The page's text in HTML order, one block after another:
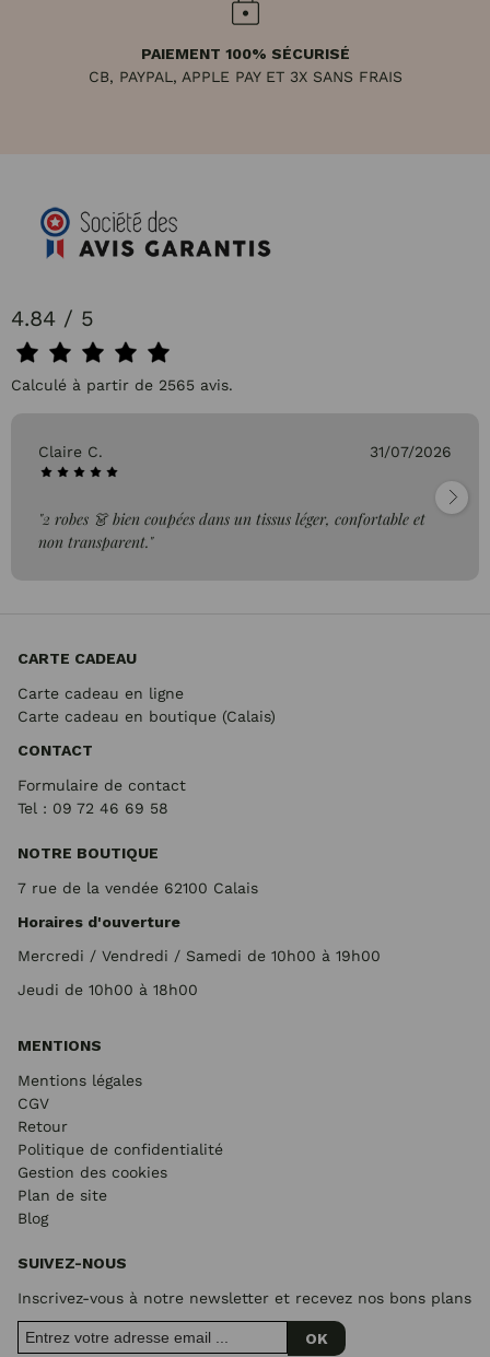
PAIEMENT 100% SÉCURISÉ
CB, PAYPAL, APPLE PAY ET 3X SANS FRAIS
4.84 / 5
Calculé à partir de 2565 avis.
Claire C. 31/07/2026
"2 robes 👗 bien coupées dans un tissus léger, confortable et
non transparent."
CARTE CADEAU
Carte cadeau en ligne
Carte cadeau en boutique (Calais)
CONTACT
Formulaire de contact
Tel : 09 72 46 69 58
NOTRE BOUTIQUE
7 rue de la vendée 62100 Calais
Horaires d'ouverture
Mercredi / Vendredi / Samedi de 10h00 à 19h00
Jeudi de 10h00 à 18h00
MENTIONS
Mentions légales
CGV
Retour
Politique de confidentialité
Gestion des cookies
Plan de site
Blog
SUIVEZ-NOUS
Inscrivez-vous à notre newsletter et recevez nos bons plans
OK